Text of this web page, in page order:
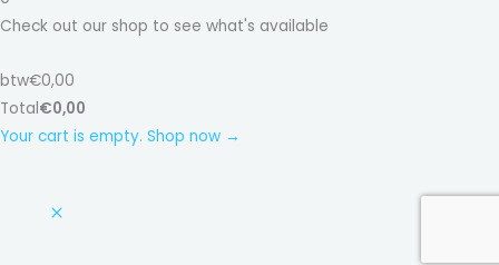
Check out our shop to see what's available
btw€0,00
Total€0,00
Your cart is empty. Shop now →